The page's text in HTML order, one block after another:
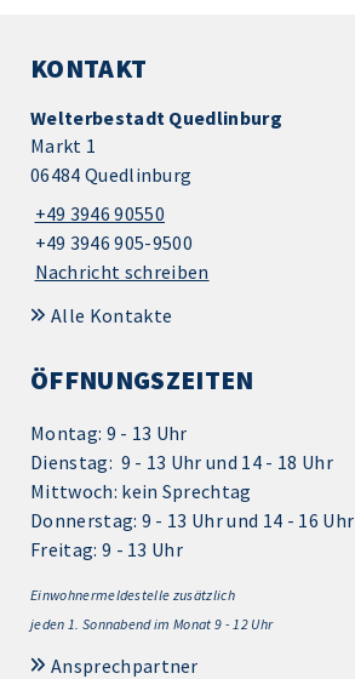
KONTAKT
Welterbestadt Quedlinburg
Markt 1
06484 Quedlinburg
+49 3946 90550
+49 3946 905-9500
Nachricht schreiben
Alle Kontakte
ÖFFNUNGSZEITEN
Montag: 9 - 13 Uhr
Dienstag: 9 - 13 Uhr und 14 - 18 Uhr
Mittwoch: kein Sprechtag
Donnerstag: 9 - 13 Uhr und 14 - 16 Uhr
Freitag: 9 - 13 Uhr
Einwohnermeldestelle zusätzlich
jeden 1. Sonnabend im Monat 9 - 12 Uhr
Ansprechpartner